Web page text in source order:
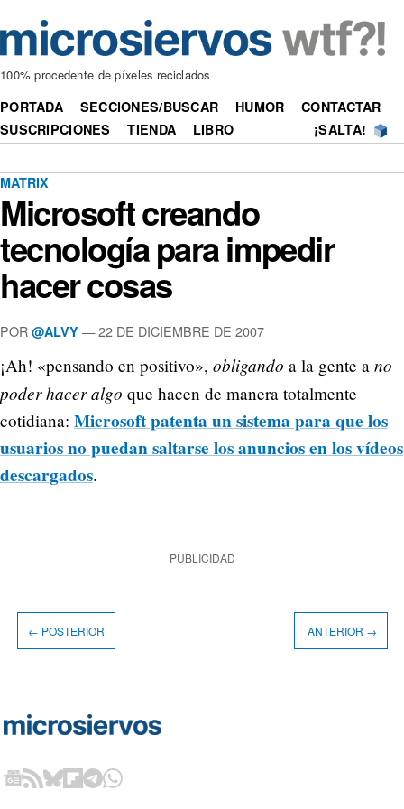
100% procedente de píxeles reciclados
PORTADA SECCIONES/BUSCAR HUMOR
CONTACTAR
SUSCRIPCIONES
TIENDA LIBRO ¡SALTA!
MATRIX
Microsoft creando
tecnología para impedir
hacer cosas
POR @ALVY —22 DE DICIEMBRE DE 2007
¡Ah! «pensando en positivo», obligando a la gente a no
poder hacer algo que hacen de manera totalmente
cotidiana: Microsoft patenta un sistema para que los
usuarios no puedan saltarse los anuncios en los vídeos
descargados.
PUBLICIDAD
← POSTERIOR ANTERIOR →